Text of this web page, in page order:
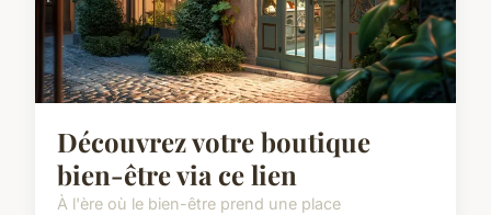
Découvrez votre boutique
bien-être via ce lien
À l'ère où le bien-être prend une place